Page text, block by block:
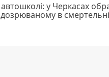
у Черкасах
в